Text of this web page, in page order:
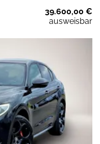
39.600,00 €
ausweisbar